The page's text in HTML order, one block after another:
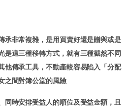
承非常複雜，是用買賣好還是贈與或是
是這三種移轉方式，就有三種截然不同
他傳承工具，不動產較容易陷入「分配
之間對簿公堂的風險
同時安排受益人的順位及受益金額，且